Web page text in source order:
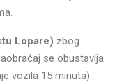
Lopare) zbog
se obustavlja
vozila 15 minuta).